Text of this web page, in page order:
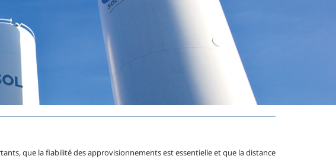
que la fiabilité des approvisionnements est essentielle et que la distance